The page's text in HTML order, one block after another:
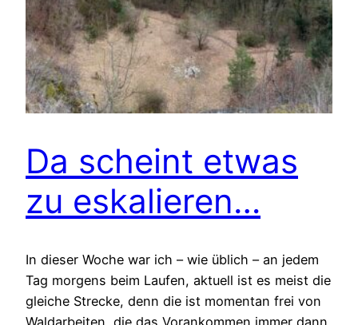
Da scheint etwas
zu eskalieren…
In dieser Woche war ich – wie üblich – an jedem
Tag morgens beim Laufen, aktuell ist es meist die
gleiche Strecke, denn die ist momentan frei von